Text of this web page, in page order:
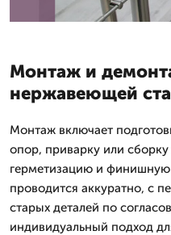
Монтаж и
нержавеющей
Монтаж включает
опор, приварку или сборку
герметизацию и
проводится аккуратно, с
старых деталей по
индивидуальный подход